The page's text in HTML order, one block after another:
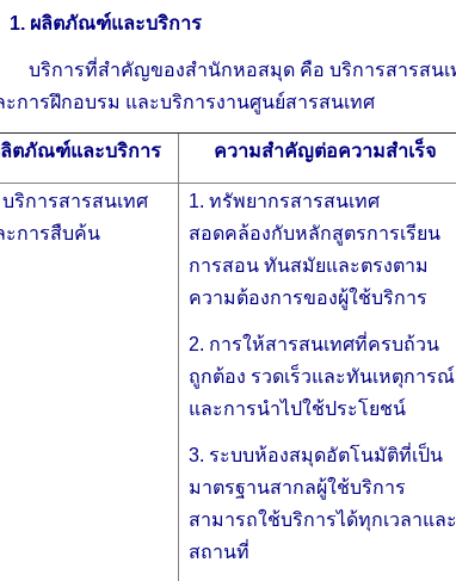
ผลิตภัณฑ์และบริการ
การที่สำคัญของสำนักหอสมุด คือ บริการสารสนเท
ะการฝึกอบรม และบริการงานศูนย์สารสนเทศ
ตภัณฑ์และบริการ ความสำคัญต่อความสำเร็จ
บริการสารสนเทศ
ะการสืบค้น
1. ทรัพยากรสารสนเทศ
สอดคล้องกับหลักสูตรการเรียน
การสอน ทันสมัยและตรงตาม
ความต้องการของผู้ใช้บริการ
2. การให้สารสนเทศที่ครบถ้วน
ถูกต้อง รวดเร็วและทันเหตุการณ์
และการนำไปใช้ประโยชน์
3. ระบบห้องสมุดอัตโนมัติที่เป็น
มาตรฐานสากลผู้ใช้บริการ
สามารถใช้บริการได้ทุกเวลาและ
สถานที่